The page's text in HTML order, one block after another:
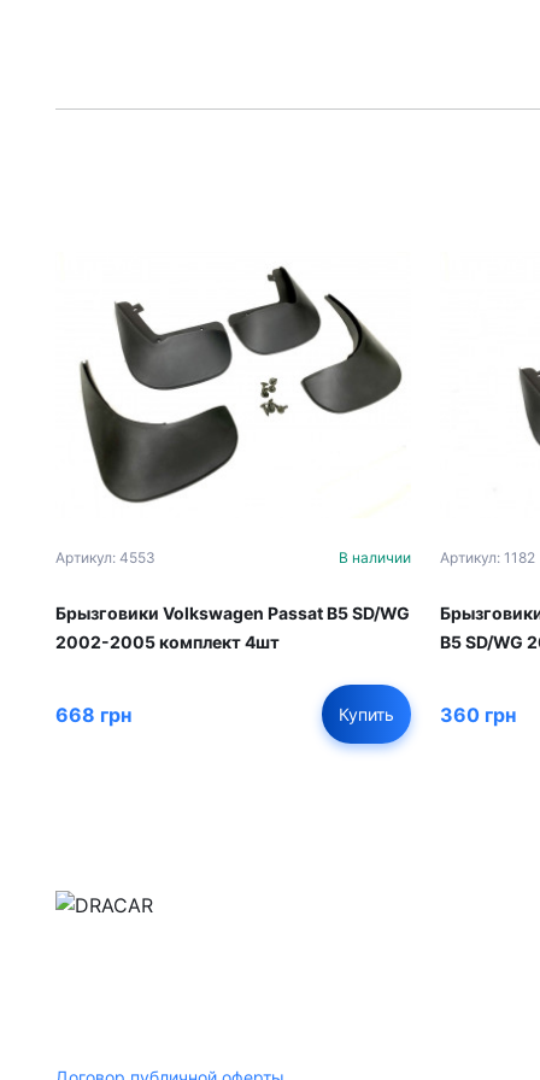
Артикул: 4553 В наличии
Брызговики Volkswagen Passat B5 SD/WG
2002-2005 комплект 4шт
668 грн Купить
Артикул: 1182
B5 SD/WG
360 грн